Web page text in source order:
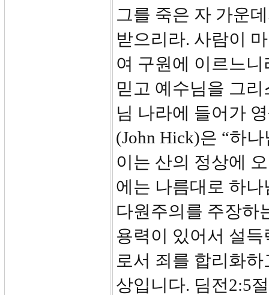
그를 죽은 자 가운
받으리라. 사람이
여 구원에 이르느
믿고 예수님을 그
님 나라에 들어가
(John Hick)은 “하
이는 산의 정상에
에는 나름대로 하
다원주의를 주장하
용력이 있어서 설
로서 죄를 합리화
상입니다. 딤전2:5